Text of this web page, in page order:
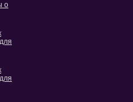
о